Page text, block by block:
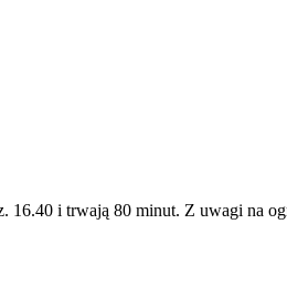
i trwają 80 minut. Z uwagi na